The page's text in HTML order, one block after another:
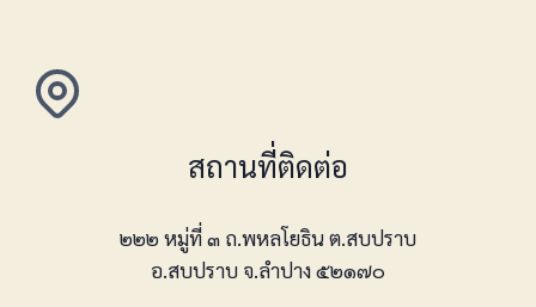
สถานที่ติดต่อ
๒๒๒ หมู่ที่ ๓ ถ.พหลโยธิน ต.สบปราบ
อ.สบปราบ จ.ลำปาง ๕๒๑๗๐